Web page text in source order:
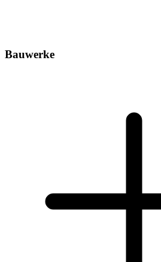
Bauwerke